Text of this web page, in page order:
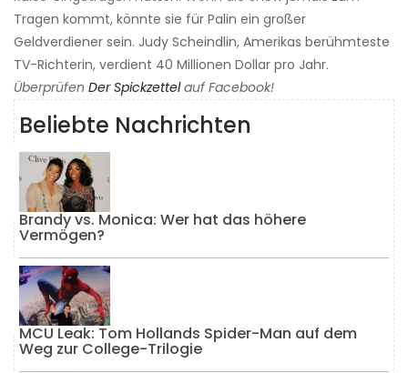
Tragen kommt, könnte sie für Palin ein großer
Geldverdiener sein. Judy Scheindlin, Amerikas berühmteste
TV-Richterin, verdient 40 Millionen Dollar pro Jahr.
Überprüfen Der Spickzettelauf Facebook!
Beliebte Nachrichten
Brandy vs. Monica: Wer hat das höhere
Vermögen?
MCU Leak: Tom Hollands Spider-Man auf dem
Weg zur College-Trilogie